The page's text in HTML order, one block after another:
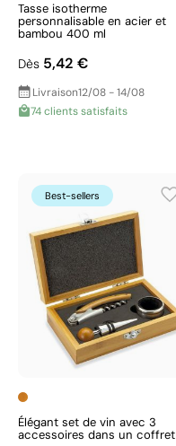
Tasse isotherme
personnalisable en acier et
bambou 400 ml
Dès 5,42 €
Livraison12/08 - 14/08
74 clients satisfaits
Best-sellers
Élégant set de vin avec 3
accessoires dans un coffret